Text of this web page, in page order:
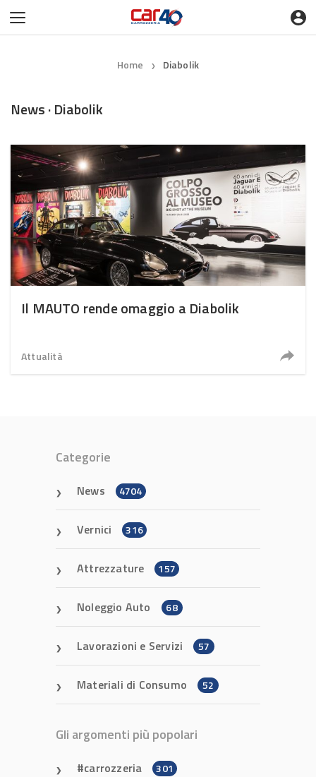
Home ❯ Diabolik
News · Diabolik
Il MAUTO rende omaggio a Diabolik
Attualità
Categorie
News 4704
Vernici 316
Attrezzature 157
Noleggio Auto 68
Lavorazioni e Servizi 57
Materiali di Consumo 52
Gli argomenti più popolari
carrozzeria 301